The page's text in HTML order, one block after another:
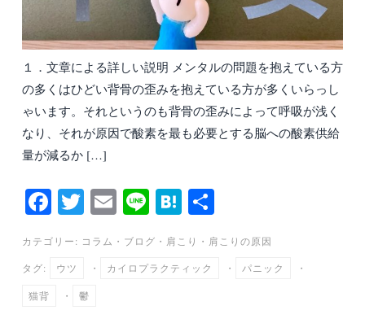
１．文章による詳しい説明 メンタルの問題を抱えている方
の多くはひどい背骨の歪みを抱えている方が多くいらっし
ゃいます。それというのも背骨の歪みによって呼吸が浅く
なり、それが原因で酸素を最も必要とする脳への酸素供給
量が減るか […]
Fa
ce
bo
ok
T
tte
E
m
ail
Li
ne
H
en
a
カテゴリー: コラム ・ ブログ ・ 肩こり ・ 肩こりの原因
タグ: ウツ ・ カイロプラクティック ・ パニック ・
猫背 ・ 鬱